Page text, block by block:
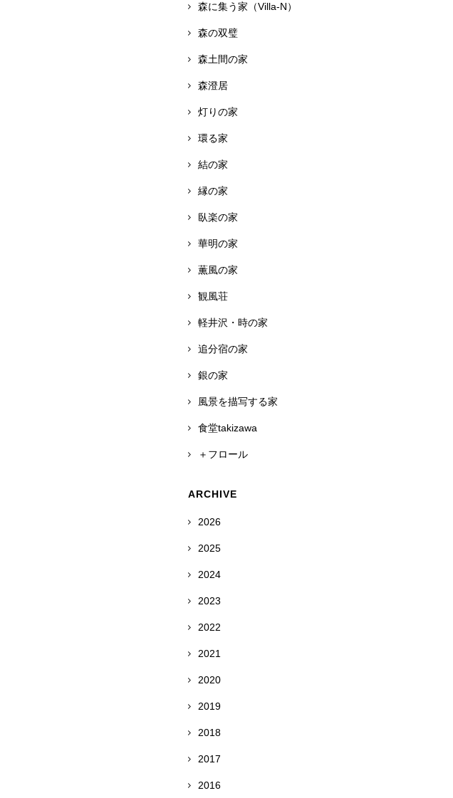
森に集う家（Villa-N）
森の双璧
森土間の家
森澄居
灯りの家
環る家
結の家
縁の家
臥楽の家
華明の家
薫風の家
観風荘
軽井沢・時の家
追分宿の家
銀の家
風景を描写する家
食堂takizawa
＋フロール
ARCHIVE
2026
2025
2024
2023
2022
2021
2020
2019
2018
2017
2016